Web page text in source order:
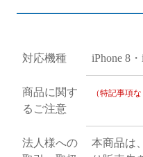
対応機種 iPhone 8
商品に関す
るご注意
（特記事項な
法人様への
本商品は